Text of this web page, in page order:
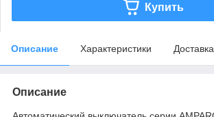
Купить
Описание Характеристики Доставка
Описание